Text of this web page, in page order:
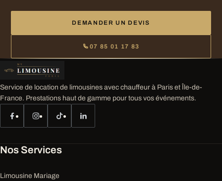
DEMANDER UN DEVIS
07 85 01 17 83
Service de location de limousines avec chauffeur à Paris et Île-de-
France. Prestations haut de gamme pour tous vos événements.
Nos Services
Limousine Mariage